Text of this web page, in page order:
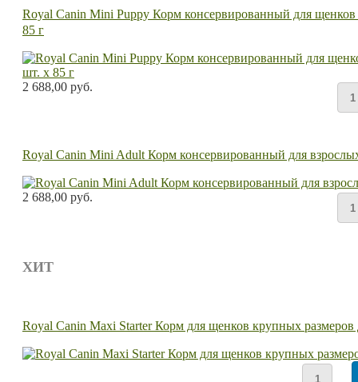
Royal Canin Mini Puppy Корм консервированный для щенков
85 г
2 688,00 руб.
Royal Canin Mini Adult Корм консервированный для
2 688,00 руб.
ХИТ
Royal Canin Maxi Starter Корм для щенков крупных